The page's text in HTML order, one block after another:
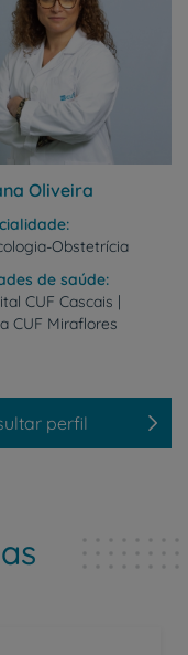
Oliveira
Obstetrícia
de saúde
CUF Cascais |
CUF Miraflores
perfil